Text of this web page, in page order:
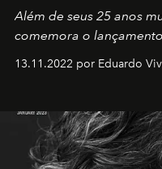
Além de seus 25 anos
comemora o
13.11.2022 por Eduardo